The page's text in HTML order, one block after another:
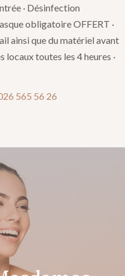
· Désinfection
obligatoire OFFERT ·
ainsi que du matériel avant
locaux toutes les 4 heures ·
565 56 26